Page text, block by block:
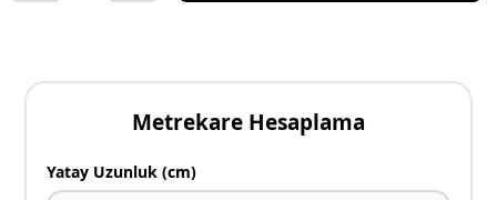
Metrekare Hesaplama
Yatay Uzunluk (cm)